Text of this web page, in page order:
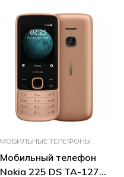
МОБИЛЬНЫЕ ТЕЛЕФОНЫ
Мобильный телефон
Nokia 225 DS TA-1276